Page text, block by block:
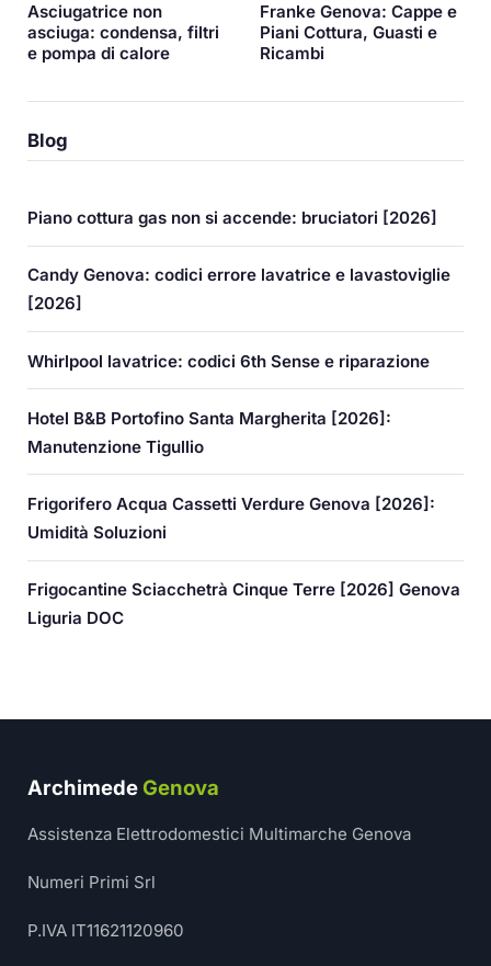
Asciugatrice non
asciuga: condensa, filtri
e pompa di calore
Franke Genova: Cappe e
Piani Cottura, Guasti e
Ricambi
Blog
Piano cottura gas non si accende: bruciatori [2026]
Candy Genova: codici errore lavatrice e lavastoviglie
[2026]
Whirlpool lavatrice: codici 6th Sense e riparazione
Hotel B&B Portofino Santa Margherita [2026]:
Manutenzione Tigullio
Frigorifero Acqua Cassetti Verdure Genova [2026]:
Umidità Soluzioni
Frigocantine Sciacchetrà Cinque Terre [2026] Genova
Liguria DOC
Archimede Genova
Assistenza Elettrodomestici Multimarche Genova
Numeri Primi Srl
P.IVA IT11621120960